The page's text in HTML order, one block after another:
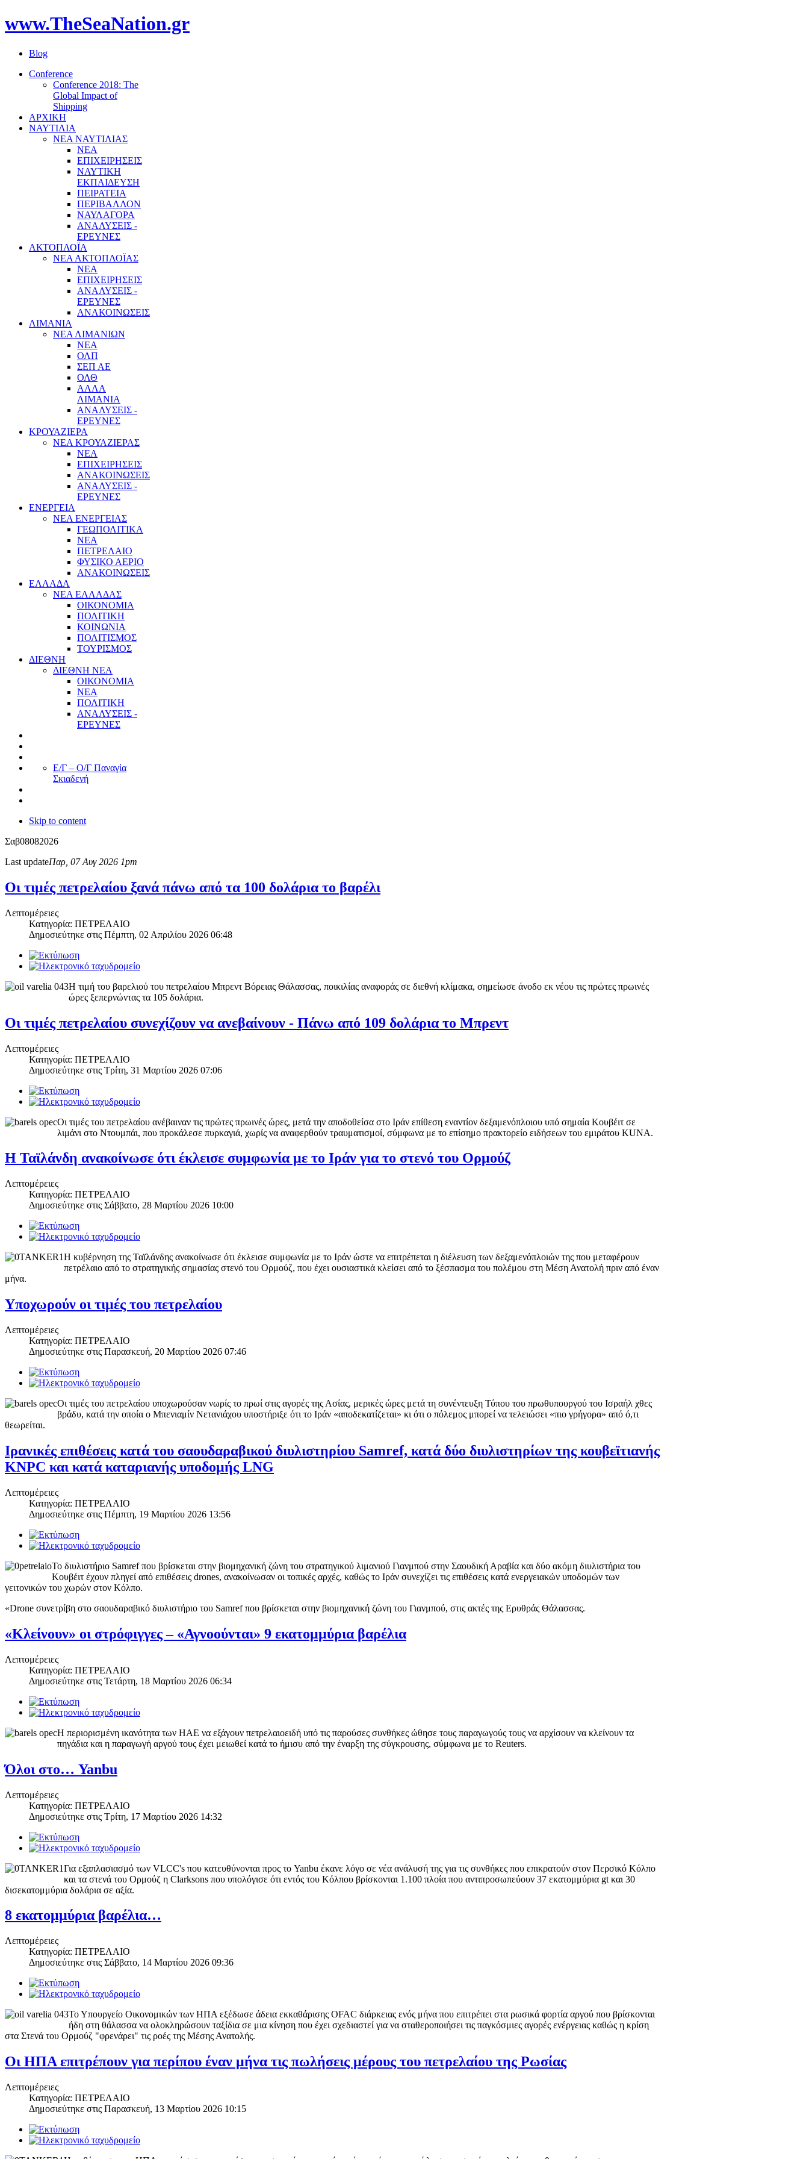
www.TheSeaNation.gr
Blog
Conference
Conference 2018: The
Global Impact of
Shipping
ΑΡΧΙΚΗ
ΝΑΥΤΙΛΙΑ
ΝΕΑ ΝΑΥΤΙΛΙΑΣ
ΝΕΑ
ΕΠΙΧΕΙΡΗΣΕΙΣ
ΝΑΥΤΙΚΗ
ΕΚΠΑΙΔΕΥΣΗ
ΠΕΙΡΑΤΕΙΑ
ΠΕΡΙΒΑΛΛΟΝ
ΝΑΥΛΑΓΟΡΑ
ΑΝΑΛΥΣΕΙΣ -
ΕΡΕΥΝΕΣ
ΑΚΤΟΠΛΟΪΑ
ΝΕΑ ΑΚΤΟΠΛΟΪΑΣ
ΝΕΑ
ΕΠΙΧΕΙΡΗΣΕΙΣ
ΑΝΑΛΥΣΕΙΣ -
ΕΡΕΥΝΕΣ
ΑΝΑΚΟΙΝΩΣΕΙΣ
ΛΙΜΑΝΙΑ
ΝΕΑ ΛΙΜΑΝΙΩΝ
ΝΕΑ
ΟΛΠ
ΣΕΠ ΑΕ
ΟΛΘ
ΑΛΛΑ
ΛΙΜΑΝΙΑ
ΑΝΑΛΥΣΕΙΣ -
ΕΡΕΥΝΕΣ
ΚΡΟΥΑΖΙΕΡΑ
ΝΕΑ ΚΡΟΥΑΖΙΕΡΑΣ
NEA
ΕΠΙΧΕΙΡΗΣΕΙΣ
ΑΝΑΚΟΙΝΩΣΕΙΣ
ΑΝΑΛΥΣΕΙΣ -
ΕΡΕΥΝΕΣ
ΕΝΕΡΓΕΙΑ
ΝΕΑ ΕΝΕΡΓΕΙΑΣ
ΓΕΩΠΟΛΙΤΙΚΑ
ΝΕΑ
ΠΕΤΡΕΛΑΙΟ
ΦΥΣΙΚΟ ΑΕΡΙΟ
ΑΝΑΚΟΙΝΩΣΕΙΣ
ΕΛΛΑΔΑ
ΝΕΑ ΕΛΛΑΔΑΣ
ΟΙΚΟΝΟΜΙΑ
ΠΟΛΙΤΙΚΗ
ΚΟΙΝΩΝΙΑ
ΠΟΛΙΤΙΣΜΟΣ
ΤΟΥΡΙΣΜΟΣ
ΔΙΕΘΝΗ
ΔΙΕΘΝΗ ΝΕΑ
ΟΙΚΟΝΟΜΙΑ
ΝΕΑ
ΠΟΛΙΤΙΚΗ
ΑΝΑΛΥΣΕΙΣ -
ΕΡΕΥΝΕΣ
Ε/Γ – Ο/Γ Παναγία
Σκιαδενή
Skip to content
Σαβ08082026
Last updateΠαρ, 07 Αυγ 2026 1pm
Οι τιμές πετρελαίου ξανά πάνω από τα 100 δολάρια το βαρέλι
Λεπτομέρειες
Κατηγορία: ΠΕΤΡΕΛΑΙΟ
Δημοσιεύτηκε στις Πέμπτη, 02 Απριλίου 2026 06:48
Η τιμή του βαρελιού του πετρελαίου Μπρεντ Βόρειας Θάλασσας, ποικιλίας αναφοράς σε διεθνή κλίμακα, σημείωσε άνοδο εκ νέου τις πρώτες πρωινές
ώρες ξεπερνώντας τα 105 δολάρια.
Οι τιμές πετρελαίου συνεχίζουν να ανεβαίνουν - Πάνω από 109 δολάρια το Μπρεντ
Λεπτομέρειες
Κατηγορία: ΠΕΤΡΕΛΑΙΟ
Δημοσιεύτηκε στις Τρίτη, 31 Μαρτίου 2026 07:06
Οι τιμές του πετρελαίου ανέβαιναν τις πρώτες πρωινές ώρες, μετά την αποδοθείσα στο Ιράν επίθεση εναντίον δεξαμενόπλοιου υπό σημαία Κουβέιτ σε
λιμάνι στο Ντουμπάι, που προκάλεσε πυρκαγιά, χωρίς να αναφερθούν τραυματισμοί, σύμφωνα με το επίσημο πρακτορείο ειδήσεων του εμιράτου KUNA.
Η Ταϊλάνδη ανακοίνωσε ότι έκλεισε συμφωνία με το Ιράν για το στενό του Ορμούζ
Λεπτομέρειες
Κατηγορία: ΠΕΤΡΕΛΑΙΟ
Δημοσιεύτηκε στις Σάββατο, 28 Μαρτίου 2026 10:00
Η κυβέρνηση της Ταϊλάνδης ανακοίνωσε ότι έκλεισε συμφωνία με το Ιράν ώστε να επιτρέπεται η διέλευση των δεξαμενόπλοιών της που μεταφέρουν
πετρέλαιο από το στρατηγικής σημασίας στενό του Ορμούζ, που έχει ουσιαστικά κλείσει από το ξέσπασμα του πολέμου στη Μέση Ανατολή πριν από έναν
μήνα.
Υποχωρούν οι τιμές του πετρελαίου
Λεπτομέρειες
Κατηγορία: ΠΕΤΡΕΛΑΙΟ
Δημοσιεύτηκε στις Παρασκευή, 20 Μαρτίου 2026 07:46
Οι τιμές του πετρελαίου υποχωρούσαν νωρίς το πρωί στις αγορές της Ασίας, μερικές ώρες μετά τη συνέντευξη Τύπου του πρωθυπουργού του Ισραήλ χθες
βράδυ, κατά την οποία ο Μπενιαμίν Νετανιάχου υποστήριξε ότι το Ιράν «αποδεκατίζεται» κι ότι ο πόλεμος μπορεί να τελειώσει «πιο γρήγορα» από ό,τι
θεωρείται.
Ιρανικές επιθέσεις κατά του σαουδαραβικού διυλιστηρίου Samref, κατά δύο διυλιστηρίων της κουβεϊτιανής
KNPC και κατά καταριανής υποδομής LNG
Λεπτομέρειες
Κατηγορία: ΠΕΤΡΕΛΑΙΟ
Δημοσιεύτηκε στις Πέμπτη, 19 Μαρτίου 2026 13:56
Το διυλιστήριο Samref που βρίσκεται στην βιομηχανική ζώνη του στρατηγικού λιμανιού Γιανμπού στην Σαουδική Αραβία και δύο ακόμη διυλιστήρια του
Κουβέιτ έχουν πληγεί από επιθέσεις drones, ανακοίνωσαν οι τοπικές αρχές, καθώς το Ιράν συνεχίζει τις επιθέσεις κατά ενεργειακών υποδομών των
γειτονικών του χωρών στον Κόλπο.
«Drone συνετρίβη στο σαουδαραβικό διυλιστήριο του Samref που βρίσκεται στην βιομηχανική ζώνη του Γιανμπού, στις ακτές της Ερυθράς Θάλασσας.
«Κλείνουν» οι στρόφιγγες – «Αγνοούνται» 9 εκατομμύρια βαρέλια
Λεπτομέρειες
Κατηγορία: ΠΕΤΡΕΛΑΙΟ
Δημοσιεύτηκε στις Τετάρτη, 18 Μαρτίου 2026 06:34
Η περιορισμένη ικανότητα των ΗΑΕ να εξάγουν πετρελαιοειδή υπό τις παρούσες συνθήκες ώθησε τους παραγωγούς τους να αρχίσουν να κλείνουν τα
πηγάδια και η παραγωγή αργού τους έχει μειωθεί κατά το ήμισυ από την έναρξη της σύγκρουσης, σύμφωνα με το Reuters.
Όλοι στο… Yanbu
Λεπτομέρειες
Κατηγορία: ΠΕΤΡΕΛΑΙΟ
Δημοσιεύτηκε στις Τρίτη, 17 Μαρτίου 2026 14:32
Για εξαπλασιασμό των VLCC's που κατευθύνονται προς το Yanbu έκανε λόγο σε νέα ανάλυσή της για τις συνθήκες που επικρατούν στον Περσικό Κόλπο
και τα στενά του Ορμούζ η Clarksons που υπολόγισε ότι εντός του Κόλπου βρίσκονται 1.100 πλοία που αντιπροσωπεύουν 37 εκατομμύρια gt και 30
δισεκατομμύρια δολάρια σε αξία.
8 εκατομμύρια βαρέλια…
Λεπτομέρειες
Κατηγορία: ΠΕΤΡΕΛΑΙΟ
Δημοσιεύτηκε στις Σάββατο, 14 Μαρτίου 2026 09:36
Το Υπουργείο Οικονομικών των ΗΠΑ εξέδωσε άδεια εκκαθάρισης OFAC διάρκειας ενός μήνα που επιτρέπει στα ρωσικά φορτία αργού που βρίσκονται
ήδη στη θάλασσα να ολοκληρώσουν ταξίδια σε μια κίνηση που έχει σχεδιαστεί για να σταθεροποιήσει τις παγκόσμιες αγορές ενέργειας καθώς η κρίση
στα Στενά του Ορμούζ "φρενάρει" τις ροές της Μέσης Ανατολής.
Οι ΗΠΑ επιτρέπουν για περίπου έναν μήνα τις πωλήσεις μέρους του πετρελαίου της Ρωσίας
Λεπτομέρειες
Κατηγορία: ΠΕΤΡΕΛΑΙΟ
Δημοσιεύτηκε στις Παρασκευή, 13 Μαρτίου 2026 10:15